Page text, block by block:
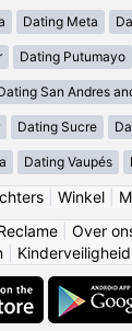
Dating Meta
Dating Putumayo
San Andres
Dating Sucre
Dating Vaupés
| Winkel|
Over
Kinderveiligheid